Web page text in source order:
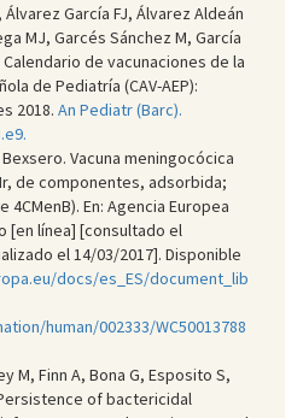
García FJ, Álvarez Aldeán
MJ, Garcés Sánchez M, García
Calendario de vacunaciones de la
de Pediatría (CAV-AEP):
2018. An Pediatr (Barc).
Vacuna meningocócica
de componentes, adsorbida;
En: Agencia Europea
[en línea] [consultado el
el 14/03/2017]. Disponible
docs/es_ES/document_lib
human/002333/WC50013788
M, Finn A, Bona G, Esposito S,
of bactericidal